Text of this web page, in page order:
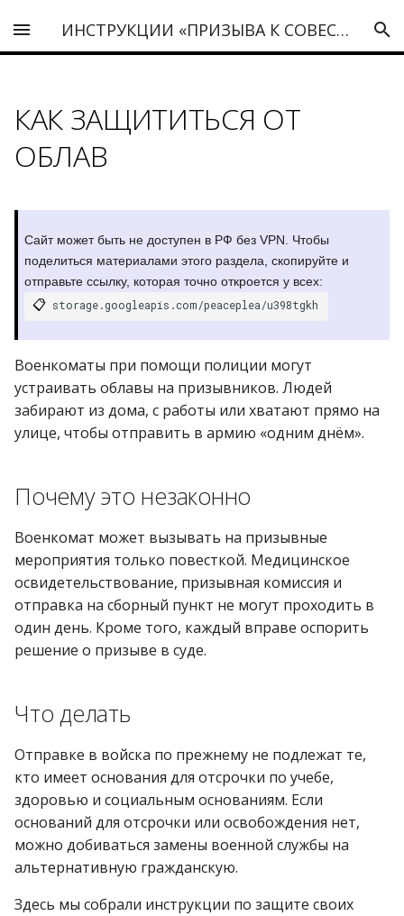
ИНСТРУКЦИИ «ПРИЗЫВА К СОВЕСТИ»
КАК ЗАЩИТИТЬСЯ ОТ
ОБЛАВ
Сайт может быть не доступен в РФ без VPN. Чтобы
поделиться материалами этого раздела, скопируйте и
отправьте ссылку, которая точно откроется у всех:
📋 storage.googleapis.com/peaceplea/u398tgkh
Военкоматы при помощи полиции могут
устраивать облавы на призывников. Людей
забирают из дома, с работы или хватают прямо на
улице, чтобы отправить в армию «одним днём».
Почему это незаконно
Военкомат может вызывать на призывные
мероприятия только повесткой. Медицинское
освидетельствование, призывная комиссия и
отправка на сборный пункт не могут проходить в
один день. Кроме того, каждый вправе оспорить
решение о призыве в суде.
Что делать
Отправке в войска по прежнему не подлежат те,
кто имеет основания для отсрочки по учебе,
здоровью и социальным основаниям. Если
оснований для отсрочки или освобождения нет,
можно добиваться замены военной службы на
альтернативную гражданскую.
Здесь мы собрали инструкции по защите своих